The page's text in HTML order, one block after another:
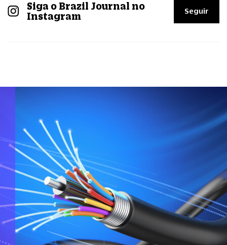
Siga o Brazil Journal no
Instagram
Seguir